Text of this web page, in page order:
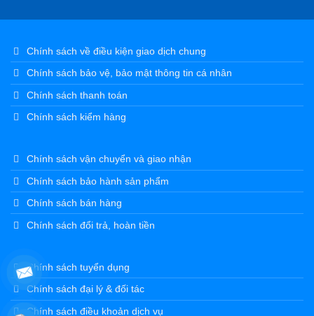
Chính sách về điều kiện giao dịch chung
Chính sách bảo vệ, bảo mật thông tin cá nhân
Chính sách thanh toán
Chính sách kiểm hàng
Chính sách vận chuyển và giao nhận
Chính sách bảo hành sản phẩm
Chính sách bán hàng
Chính sách đổi trả, hoàn tiền
Chính sách tuyển dụng
Chính sách đại lý & đối tác
Chính sách điều khoản dịch vụ